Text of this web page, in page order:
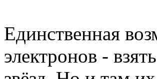
Единственная
электронов -